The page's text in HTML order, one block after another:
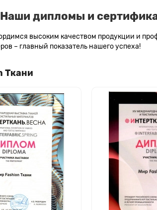
Наши дипломы и
высоким качеством продукции и
– главный показатель нашего успеха!
Ткани